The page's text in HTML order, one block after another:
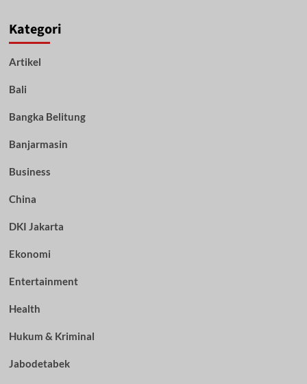
Kategori
Artikel
Bali
Bangka Belitung
Banjarmasin
Business
China
DKI Jakarta
Ekonomi
Entertainment
Health
Hukum & Kriminal
Jabodetabek